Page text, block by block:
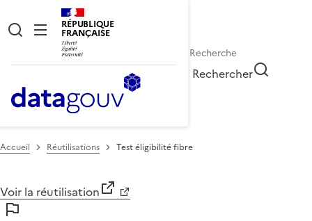
RÉPUBLIQUE
FRANÇAISE
Rechercher
Accueil Réutilisations Test éligibilité fibre
Voir la réutilisation